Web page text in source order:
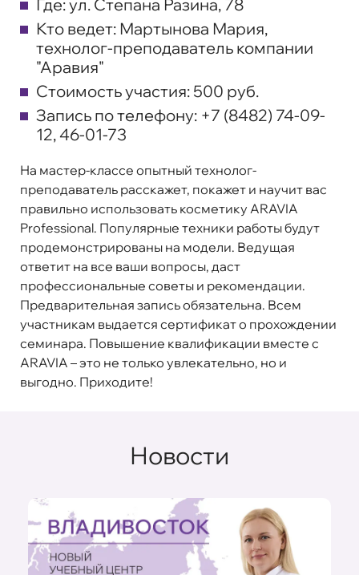
Где:ул. Степана Разина, 78
Кто ведет: Мартынова Мария,
технолог-преподаватель компании
"Аравия"
Стоимость участия: 500 руб.
Запись по телефону: +7 (8482) 74-09-
12, 46-01-73
На мастер-классе опытный технолог-
преподаватель расскажет, покажет и научит вас
правильно использовать косметику ARAVIA
Professional. Популярные техники работы будут
продемонстрированы на модели. Ведущая
ответит на все ваши вопросы, даст
профессиональные советы и рекомендации.
Предварительная запись обязательна. Всем
участникам выдается сертификат о прохождении
семинара. Повышение квалификации вместе с
ARAVIA – это не только увлекательно, но и
выгодно. Приходите!
Новости